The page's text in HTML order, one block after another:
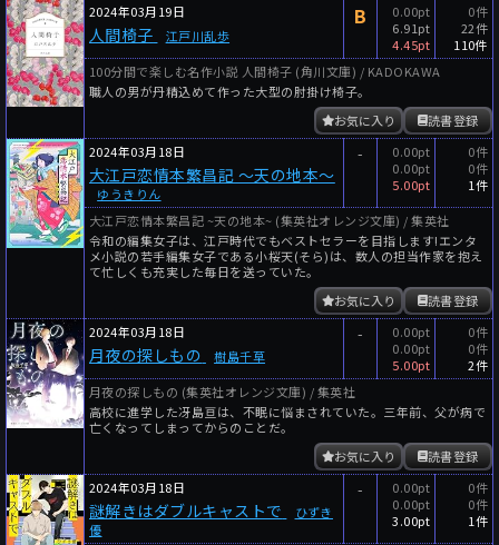
2024年03月19日
人間椅子 江戸川乱歩
B
0.00pt
6.91pt
4.45pt
0件
22件
110件
100分間で楽しむ名作小説 人間椅子 (角川文庫) / KADOKAWA
職人の男が丹精込めて作った大型の肘掛け椅子。
読書登録
お気に入り
2024年03月18日
大江戸恋情本繁昌記 ～天の地本～
ゆうきりん
-
0.00pt
0.00pt
5.00pt
0件
0件
1件
大江戸恋情本繁昌記 ~天の地本~ (集英社オレンジ文庫) / 集英社
令和の編集女子は、江戸時代でもベストセラーを目指します!エンタ
メ小説の若手編集女子である小桜天(そら)は、数人の担当作家を抱え
て忙しくも充実した毎日を送っていた。
読書登録
お気に入り
2024年03月18日
月夜の探しもの 樹島千草
-
0.00pt
0.00pt
5.00pt
0件
0件
2件
月夜の探しもの (集英社オレンジ文庫) / 集英社
高校に進学した冴島亘は、不眠に悩まされていた。三年前、父が病で
亡くなってしまってからのことだ。
読書登録
お気に入り
2024年03月18日
謎解きはダブルキャストで
ひずき
優
-
0.00pt
0.00pt
3.00pt
0件
0件
1件